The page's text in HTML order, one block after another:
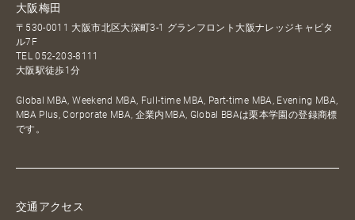
大阪梅田
〒530-0011 大阪市北区大深町3-1 グランフロント大阪ナレッジキャピタ
ル7F
TEL052-203-8111
大阪駅徒歩1分
Global MBA, Weekend MBA, Full-time MBA, Part-time MBA, Evening MBA,
MBA Plus, Corporate MBA, 企業内MBA, Global BBAは栗本学園の登録商標
です。
交通アクセス